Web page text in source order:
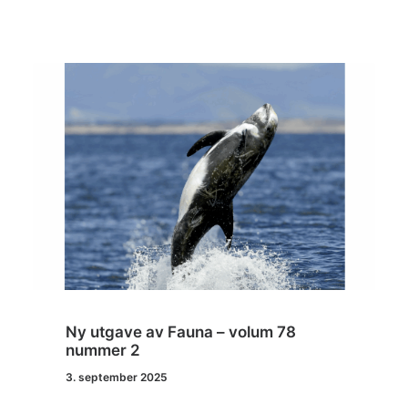
Ny utgave av Fauna – volum 78
nummer 2
3. september 2025